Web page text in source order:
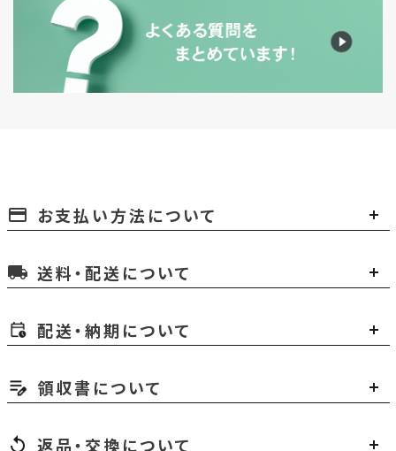
payment お支払い方法について
local_shipping 送料・配送について
配送・納期について
領収書について
返品・交換について